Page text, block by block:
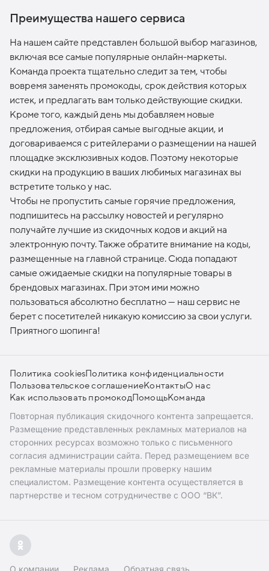
Преимущества нашего сервиса
На нашем сайте представлен большой выбор магазинов,
включая все самые популярные онлайн-маркеты.
Команда проекта тщательно следит за тем, чтобы
вовремя заменять промокоды, срок действия которых
истек, и предлагать вам только действующие скидки.
Кроме того, каждый день мы добавляем новые
предложения, отбирая самые выгодные акции, и
договариваемся с ритейлерами о размещении на нашей
площадке эксклюзивных кодов. Поэтому некоторые
скидки на продукцию в ваших любимых магазинах вы
встретите только у нас.
Чтобы не пропустить самые горячие предложения,
подпишитесь на рассылку новостей и регулярно
получайте лучшие из скидочных кодов и акций на
электронную почту. Также обратите внимание на коды,
размещенные на главной странице. Сюда попадают
самые ожидаемые скидки на популярные товары в
брендовых магазинах. При этом ими можно
пользоваться абсолютно бесплатно — наш сервис не
берет с посетителей никакую комиссию за свои услуги.
Приятного шопинга!
Политика cookiesПолитика конфиденциальности
Пользовательское соглашениеКонтактыО нас
Как использовать промокодПомощьКоманда
Повторная публикация скидочного контента запрещается.
Размещение представленных рекламных материалов на
сторонних ресурсах возможно только с письменного
согласия администрации сайта. Перед размещением все
рекламные материалы прошли проверку нашим
специалистом. Размещение контента осуществляется в
партнерстве и тесном сотрудничестве с ООО “ВК”.
О компании Реклама Обратная связь